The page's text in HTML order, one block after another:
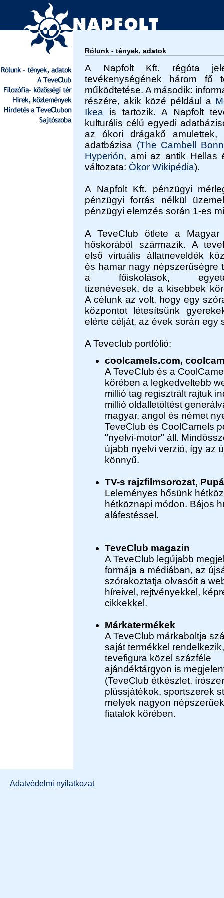
Rólunk - tények, adatok
A Napfolt Kft. régóta
tevékenységének három
működtetése. A második:
részére, akik közé például a
Ikea is tartozik. A Napfolt
kulturális célú egyedi
az ókori drágakő amulettek,
adatbázisa (The Cambell
Hyperión, ami az antik Hellas
változata: Ókor Wikipédia).
A Napfolt Kft. pénzügyi
pénzügyi forrás nélkül
pénzügyi elemzés során 1-es
A TeveClub ötlete a Magyar
hőskorából származik. A
első virtuális állatneveldék
és hamar nagy népszerűségre
a főiskolások,
tizenévesek, de a kisebbek
A célunk az volt, hogy egy
központot létesítsünk
elérte célját, az évek során egy
A Teveclub portfólió:
coolcamels.com,
A TeveClub és a
körében a legkedveltebb
millió tag regisztrált rajtuk
millió oldalletöltést
magyar, angol és német
TeveClub és CoolCamels
"nyelvi-motor" áll.
újabb nyelvi verzió, így az
könnyű.
TV-s rajzfilmsorozat,
Leleményes hősünk
hétköznapi módon. Bájos
aláfestéssel.
TeveClub magazin
A TeveClub legújabb
formája a médiában, az
szórakoztatja olvasóit a
híreivel, rejtvényekkel,
cikkekkel.
Márkatermékek
A TeveClub márkaboltja
saját termékkel
tevefigura közel százféle
ajándéktárgyon is
(TeveClub étkészlet,
plüssjátékok, sportszerek
melyek nagyon
fiatalok körében.
Adatvédelmi nyilatkozat